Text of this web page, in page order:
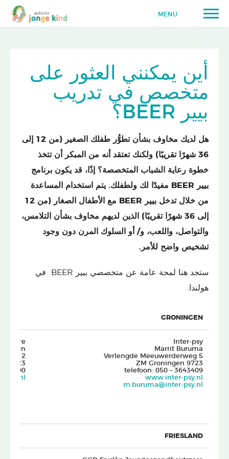
MENU
أين يمكنني العثور على
متخصص في تدريب
بيير BEER؟
هل لديك مخاوف بشأن تطوُّر طفلك الصغير (من 12 إلى
36 شهرًا تقريبًا) ولكنك تعتقد أنه من المبكر أن تتخذ
خطوة رعاية الشباب المتخصصة؟ إذًا، قد يكون برنامج
بيير BEER مفيدًا لك ولطفلك. يتم استخدام المساعدة
من خلال تدخل بيير BEER مع الأطفال الصغار (من 12
إلى 36 شهرًا تقريبًا) الذين لديهم مخاوف بشأن التلامس،
والتواصل، واللعب، و/ أو السلوك المرن دون وجود
تشخيص واضح للأمر.
ستجد هنا لمحة عامة عن متخصصي بيير BEER في
هولندا.
GRONINGEN
Inter-psy
Marrit Buruma
Verlengde Meeuwerderweg 5
9723 ZM Groningen
telefoon: 050 – 3643409
www.inter-psy.nl
m.buruma@inter-psy.nl
Accare
Horn
2
9723 HE Groningen
FRIESLAND